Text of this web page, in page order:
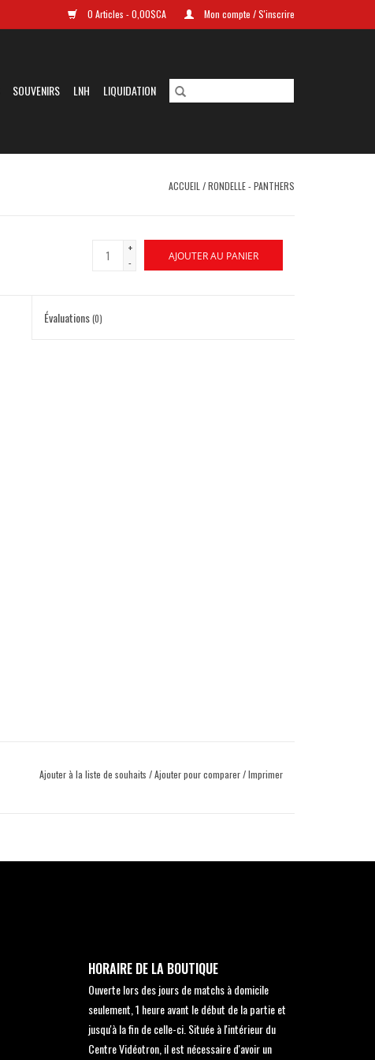
0 Articles - 0,00$CA Mon compte / S'inscrire
SOUVENIRS LNH LIQUIDATION
ACCUEIL /RONDELLE - PANTHERS
+
-
AJOUTER AU PANIER
Évaluations(0)
Ajouter à la liste de souhaits /Ajouter pour comparer/Imprimer
HORAIRE DE LA BOUTIQUE
Ouverte lors des jours de matchs à domicile
seulement, 1 heure avant le début de la partie et
jusqu'à la fin de celle-ci. Située à l'intérieur du
Centre Vidéotron, il est nécessaire d'avoir un